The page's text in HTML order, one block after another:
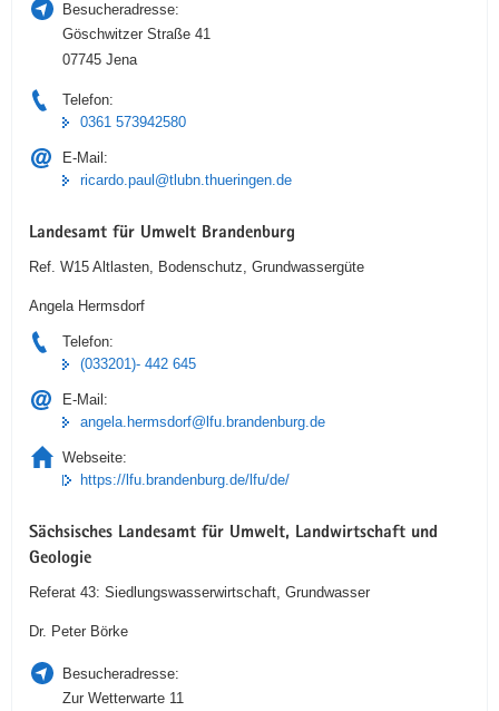
Besucheradresse:
Göschwitzer Straße 41
07745 Jena
Telefon:
0361 573942580
E-Mail:
ricardo.paul@tlubn.thueringen.de
Landesamt für Umwelt Brandenburg
Ref. W15 Altlasten, Bodenschutz, Grundwassergüte
Angela Hermsdorf
Telefon:
(033201)- 442 645
E-Mail:
angela.hermsdorf@lfu.brandenburg.de
Webseite:
https://lfu.brandenburg.de/lfu/de/
Sächsisches Landesamt für Umwelt, Landwirtschaft und
Geologie
Referat 43: Siedlungswasserwirtschaft, Grundwasser
Dr. Peter Börke
Besucheradresse:
Zur Wetterwarte 11